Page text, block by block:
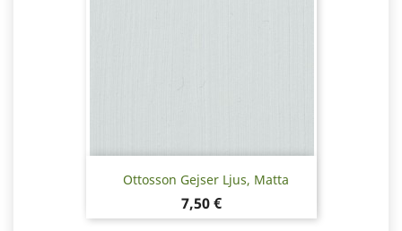
Ottosson Gejser Ljus, Matta
Hinta
7,50 €